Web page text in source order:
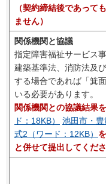
（契約締結後であって
ません）
関係機関と協議
指定障害福祉サービス
建築基準法、消防法及
する場合であれば「箕
いる必要があります。
関係機関との協議結果
ド：18KB）
池田市・豊
式2（ワード：12KB）
と併せて提出してくださ